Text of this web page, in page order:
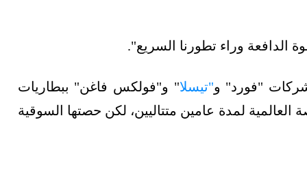
الدافعة وراء تطورنا السريع".
"فورد" و"تيسلا" و"فولكس فاغن" ببطاريات
العالمية لمدة عامين متتاليين، لكن حصتها السوقية